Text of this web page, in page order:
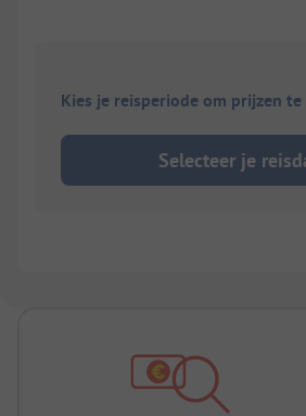
Kies je reisperiode om prijzen
Selecteer je